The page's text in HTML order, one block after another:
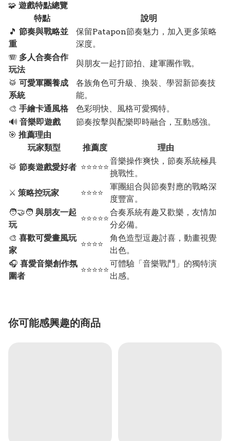
🧩 遊戲特點總覽
特點
說明
🎵 節奏與戰略並
重
保留Patapon節奏魅力，加入更多策略
深度。
🪗 多人合奏合作
玩法
與朋友一起打節拍、建軍團作戰。
🥁 可愛軍團養成
系統
各族角色可升級、換裝、學習新節奏技
能。
🎨 手繪卡通風格
色彩明快、風格可愛獨特。
🔊 音樂即遊戲
節奏按擊與配樂即時融合，互動感強。
🎯 推薦理由
玩家類型
推薦度
理由
🥁 節奏遊戲愛好者 ⭐⭐⭐⭐⭐
音樂操作爽快，節奏系統極具
挑戰性。
⚔️ 策略控玩家 ⭐⭐⭐⭐
軍團組合與節奏對應的戰略深
度豐富。
🧑‍🤝‍🧑 與朋友一起
玩
⭐⭐⭐⭐⭐
合奏系統有趣又歡樂，友情加
分必備。
🎨 喜歡可愛畫風玩
家
⭐⭐⭐⭐
角色造型逗趣討喜，動畫視覺
出色。
🎧 喜愛音樂創作氛
圍者
⭐⭐⭐⭐⭐
可體驗「音樂戰鬥」的獨特演
出感。
你可能感興趣的商品